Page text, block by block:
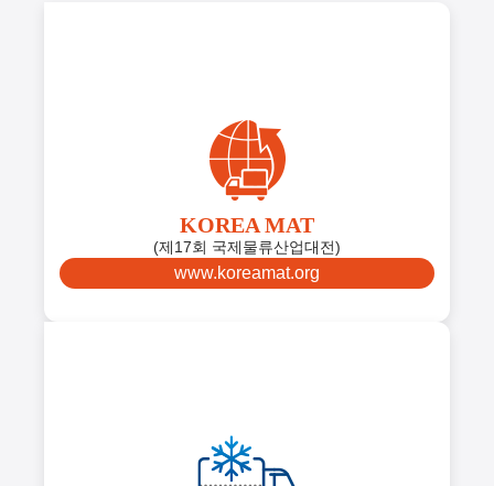
KOREA MAT
(제17회 국제물류산업대전)
www.koreamat.org